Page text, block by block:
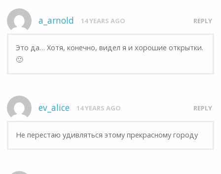
a_arnold 14 YEARS AGO REPLY
Это да… Хотя, конечно, видел я и хорошие открытки.
🙂
ev_alice 14 YEARS AGO REPLY
Не перестаю удивляться этому прекрасному городу